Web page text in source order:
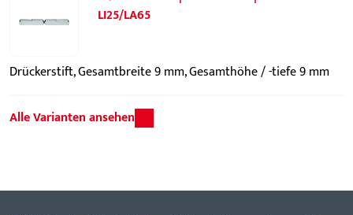
LI25/LA65
Drückerstift, Gesamtbreite 9 mm, Gesamthöhe / -tiefe 9 mm
Alle Varianten ansehen